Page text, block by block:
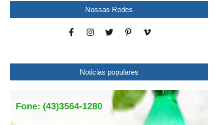
Nossas Redes
Noticias populares